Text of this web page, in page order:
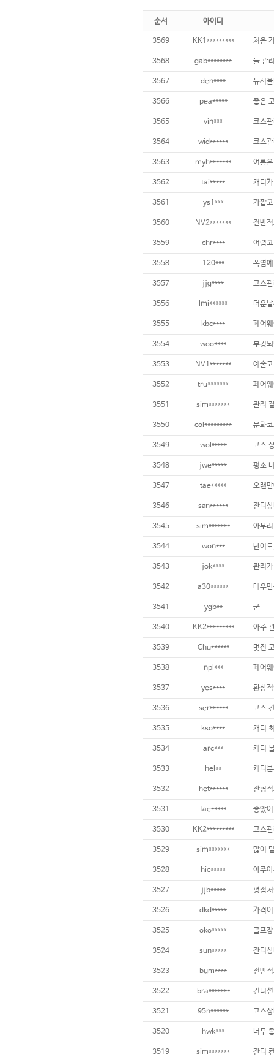
순서 아이디
3569 KK1*********
3568 gab******** 늘 관
3567 den**** 뉴서
3566 pea*****
3565 vin***
3564 wid****** 코스
3563 myh*******
3562 tai*****
3561 ys1***
3560 NV2*******
3559 chr**** 어렵
3558 120***
3557 jjg****
3556 lmi******
3555 kbc****
3554 woo**** 부킹
3553 NV1*******
3552 tru*******
3551 sim******* 관리
3550 col*********
3549 wol*****
3548 jwe*****
3547 tae*****
3546 san******
3545 sim*******
3544 won*** 난이
3543 jok****
3542 a30******
3541 ygb** 굳
3540 KK2*********
3539 Chu****** 멋진
3538 npl***
3537 yes****
3536 ser****** 코스
3535 kso****
3534 arc***
3533 hel**
3532 het******
3531 tae*****
3530 KK2*********
3529 sim*******
3528 hic***** 아주
3527 jjb***** 평점
3526 dkd*****
3525 oko*****
3524 sun***** 잔디
3523 bum****
3522 bra*******
3521 95n******
3520 hwk***
3519 sim******* 잔디